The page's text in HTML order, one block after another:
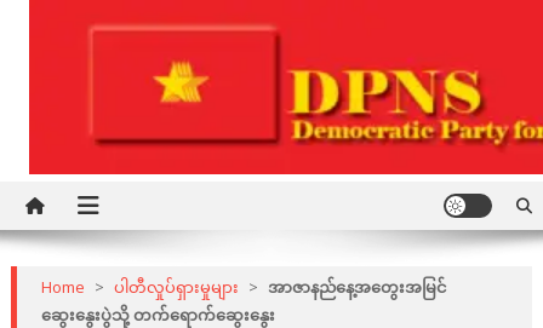
DPNS
Home > ပါတီလှုပ်ရှားမှုများ > အာဇာနည်နေ့အတွေးအမြင်
ဆွေးနွေးပွဲသို့ တက်ရောက်ဆွေးနွေး